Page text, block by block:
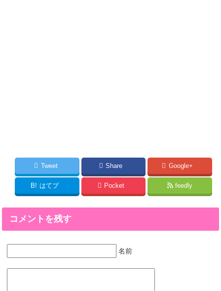
Tweet Share Google+
B! はてブ Pocket feedly
コメントを残す
名前